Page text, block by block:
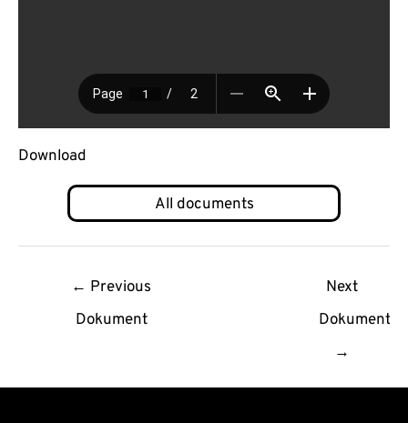
Download
← Previous
Dokument
Next
Dokument
→